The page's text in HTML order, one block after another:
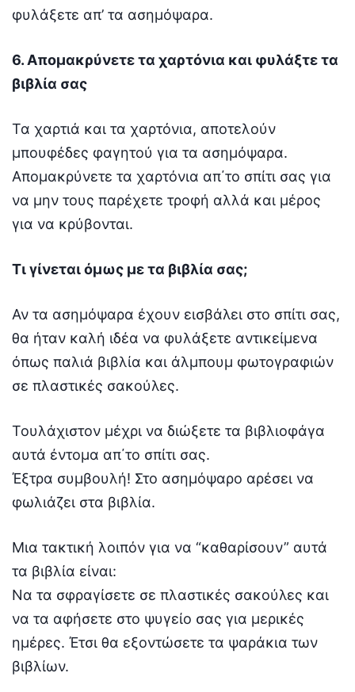
φυλάξετε απ’ τα ασημόψαρα.
6. Απομακρύνετε τα χαρτόνια και φυλάξτε τα
βιβλία σας
Τα χαρτιά και τα χαρτόνια, αποτελούν
μπουφέδες φαγητού για τα ασημόψαρα.
Απομακρύνετε τα χαρτόνια απ΄το σπίτι σας για
να μην τους παρέχετε τροφή αλλά και μέρος
για να κρύβονται.
Τι γίνεται όμως με τα βιβλία σας;
Αν τα ασημόψαρα έχουν εισβάλει στο σπίτι σας,
θα ήταν καλή ιδέα να φυλάξετε αντικείμενα
όπως παλιά βιβλία και άλμπουμ φωτογραφιών
σε πλαστικές σακούλες.
Τουλάχιστον μέχρι να διώξετε τα βιβλιοφάγα
αυτά έντομα απ΄το σπίτι σας.
Έξτρα συμβουλή! Στο ασημόψαρο αρέσει να
φωλιάζει στα βιβλία.
Μια τακτική λοιπόν για να “καθαρίσουν” αυτά
τα βιβλία είναι:
Να τα σφραγίσετε σε πλαστικές σακούλες και
να τα αφήσετε στο ψυγείο σας για μερικές
ημέρες. Έτσι θα εξοντώσετε τα ψαράκια των
βιβλίων.